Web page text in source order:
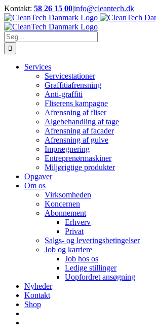
Skip
to
content
Kontakt: 58 26 15 00|info@cleantech.dk
Facebook
LinkedIn
YouTube
Søg
efter:
Services
Servicestationer
Graffitiafrensning
Anti-graffiti
Fliserens kampagne
Afrensning af fliser
Algebehandling af tage
Afrensning af facader
Afrensning af gulve
Imprægnering
Entreprenørmaskiner
Miljørigtige produkter
Opgaver
Om os
Virksomheden
Koncernen
Abonnement
Erhverv
Privat
Salgs- og leveringsbetingelser
Job og karriere
Job hos os
Ledige stillinger
Uopfordret ansøgning
Nyheder
Kontakt
Shop